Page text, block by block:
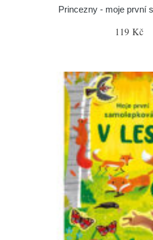
Princezny - moje první
119 Kč